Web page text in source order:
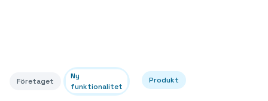
Företaget
Ny
funktionalitet
Produkt